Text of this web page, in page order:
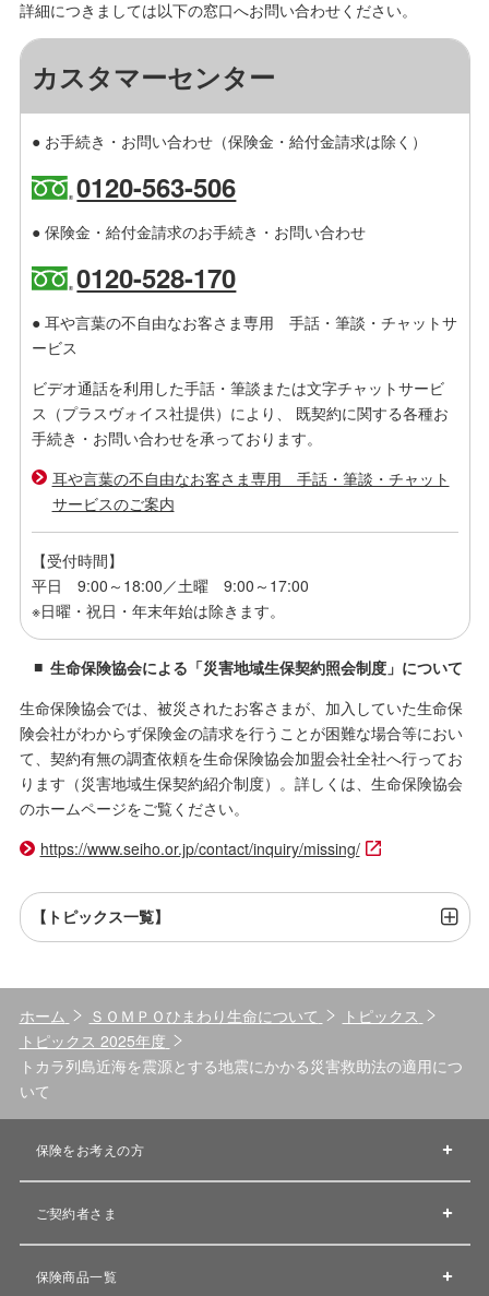
詳細につきましては以下の窓口へお問い合わせください。
カスタマーセンター
● お手続き・お問い合わせ（保険金・給付金請求は除く）
0120-563-506
● 保険金・給付金請求のお手続き・お問い合わせ
0120-528-170
● 耳や言葉の不自由なお客さま専用 手話・筆談・チャットサ
ービス
ビデオ通話を利用した手話・筆談または文字チャットサービ
ス（プラスヴォイス社提供）により、 既契約に関する各種お
手続き・お問い合わせを承っております。
耳や言葉の不自由なお客さま専用 手話・筆談・チャット
サービスのご案内
【受付時間】
平日 9:00～18:00／土曜 9:00～17:00
※日曜・祝日・年末年始は除きます。
生命保険協会による「災害地域生保契約照会制度」について
生命保険協会では、被災されたお客さまが、加入していた生命保
険会社がわからず保険金の請求を行うことが困難な場合等におい
て、契約有無の調査依頼を生命保険協会加盟会社全社へ行ってお
ります（災害地域生保契約紹介制度）。詳しくは、生命保険協会
のホームページをご覧ください。
https://www.seiho.or.jp/contact/inquiry/missing/
【トピックス一覧】
ホーム ＳＯＭＰＯひまわり生命について
トピックス
トピックス 2025年度
トカラ列島近海を震源とする地震にかかる災害救助法の適用につ
いて
保険をお考えの方
ご契約者さま
保険商品一覧